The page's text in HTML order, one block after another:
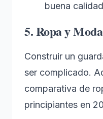
buena
5. Ropa y
Construir un
ser complicado.
comparativa de
principiantes en